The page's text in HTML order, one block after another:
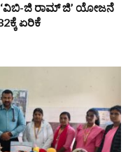
‘ವಿಬಿ-ಜಿ ರಾಮ್ ಜಿ’ ಯೋಜನೆ
ಏರಿಕೆ